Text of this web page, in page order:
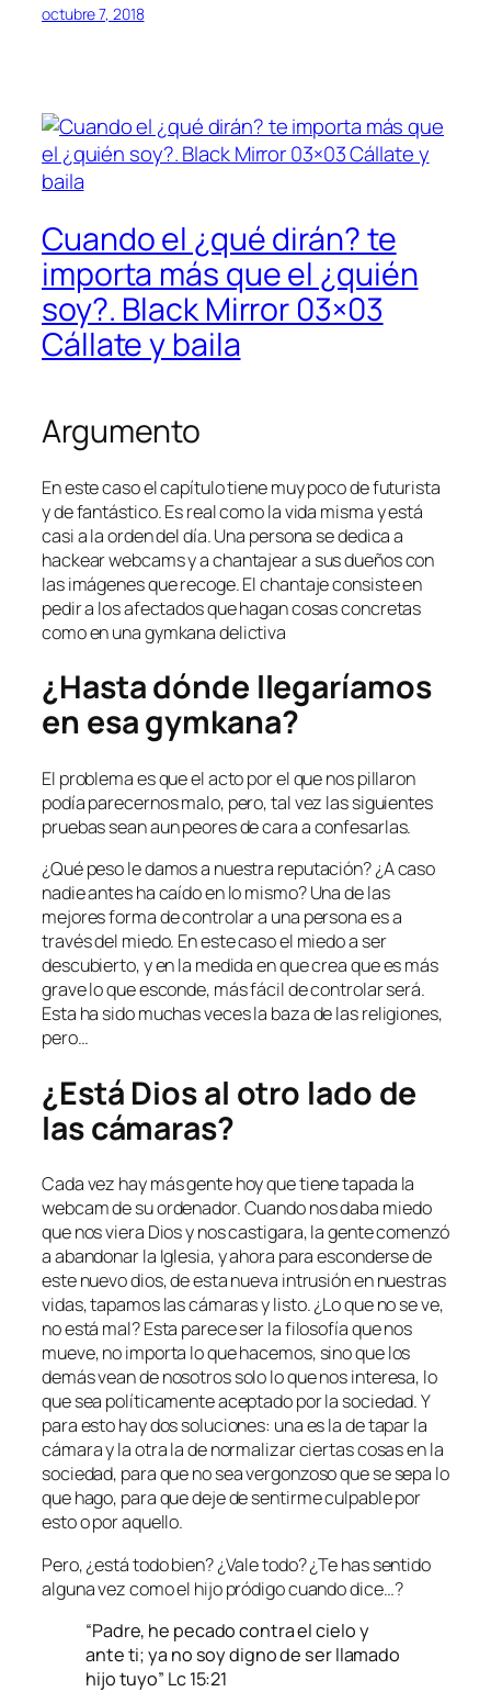
octubre 7, 2018
Cuando el ¿qué dirán? te
importa más que el ¿quién
soy?. Black Mirror 03×03
Cállate y baila
Argumento
En este caso el capítulo tiene muy poco de futurista
y de fantástico. Es real como la vida misma y está
casi a la orden del día. Una persona se dedica a
hackear webcams y a chantajear a sus dueños con
las imágenes que recoge. El chantaje consiste en
pedir a los afectados que hagan cosas concretas
como en una gymkana delictiva
¿Hasta dónde llegaríamos
en esa gymkana?
El problema es que el acto por el que nos pillaron
podía parecernos malo, pero, tal vez las siguientes
pruebas sean aun peores de cara a confesarlas.
¿Qué peso le damos a nuestra reputación? ¿A caso
nadie antes ha caído en lo mismo? Una de las
mejores forma de controlar a una persona es a
través del miedo. En este caso el miedo a ser
descubierto, y en la medida en que crea que es más
grave lo que esconde, más fácil de controlar será.
Esta ha sido muchas veces la baza de las religiones,
pero…
¿Está Dios al otro lado de
las cámaras?
Cada vez hay más gente hoy que tiene tapada la
webcam de su ordenador. Cuando nos daba miedo
que nos viera Dios y nos castigara, la gente comenzó
a abandonar la Iglesia, y ahora para esconderse de
este nuevo dios, de esta nueva intrusión en nuestras
vidas, tapamos las cámaras y listo. ¿Lo que no se ve,
no está mal? Esta parece ser la filosofía que nos
mueve, no importa lo que hacemos, sino que los
demás vean de nosotros solo lo que nos interesa, lo
que sea políticamente aceptado por la sociedad. Y
para esto hay dos soluciones: una es la de tapar la
cámara y la otra la de normalizar ciertas cosas en la
sociedad, para que no sea vergonzoso que se sepa lo
que hago, para que deje de sentirme culpable por
esto o por aquello.
Pero, ¿está todo bien? ¿Vale todo? ¿Te has sentido
alguna vez como el hijo pródigo cuando dice…?
“Padre, he pecado contra el cielo y
ante ti; ya no soy digno de ser llamado
hijo tuyo” Lc 15:21